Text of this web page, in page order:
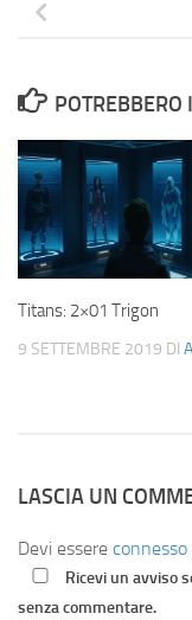
POTREBBERO
Titans: 2×01 Trigon
9 SETTEMBRE 2019 DI
LASCIA UN
Devi essere connesso
Ricevi un avviso
senza commentare.